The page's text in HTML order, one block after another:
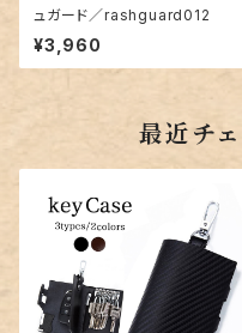
ュガード／rashguard012
¥3,960
最近チ